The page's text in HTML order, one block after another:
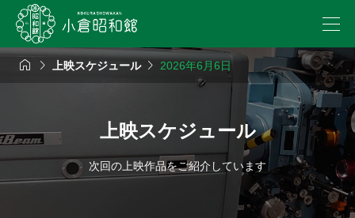
  上映スケジュール 2026年6月6日
上映スケジュール
次回の上映作品をご紹介しています